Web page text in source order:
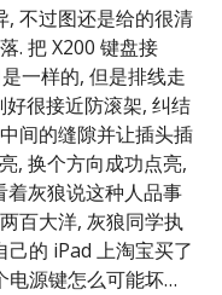
, 不过图还是给的很清
. 把 X200 键盘接
一样的, 但是排线走
很接近防滚架, 纠结
间的缝隙并让插头插
, 换个方向成功点亮,
着灰狼说这种人品事
百大洋, 灰狼同学执
的 iPad 上淘宝买了
电源键怎么可能坏…